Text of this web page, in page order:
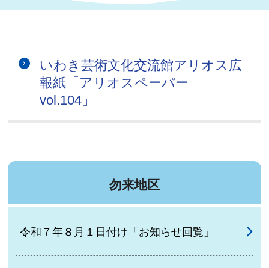
いわき芸術文化交流館アリオス広
報紙「アリオスペーパー
vol.104」
勿来地区
令和７年８月１日付け「お知らせ回覧」